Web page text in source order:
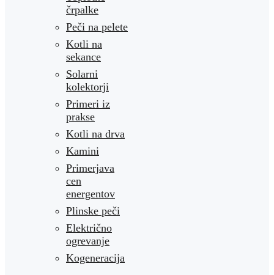
črpalke
Peči na pelete
Kotli na
sekance
Solarni
kolektorji
Primeri iz
prakse
Kotli na drva
Kamini
Primerjava
cen
energentov
Plinske peči
Električno
ogrevanje
Kogeneracija